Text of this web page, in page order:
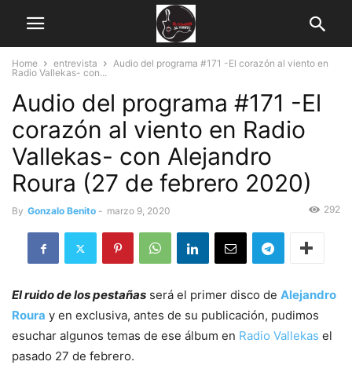
Home entrevista
Audio del programa #171 -El corazón al viento en
Radio Vallekas- con...
Audio del programa #171 -El
corazón al viento en Radio
Vallekas- con Alejandro
Roura (27 de febrero 2020)
By Gonzalo Benito - marzo 9, 2020 292
El ruido de los pestañas será el primer disco de Alejandro
Roura y en exclusiva, antes de su publicación, pudimos
esuchar algunos temas de ese álbum en Radio Vallekas el
pasado 27 de febrero.